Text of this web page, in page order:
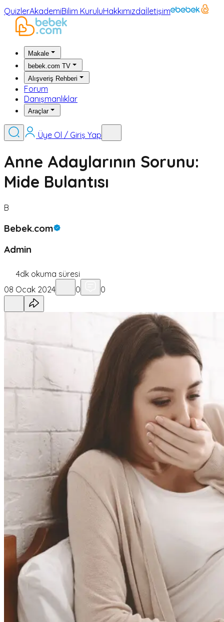
QuizlerAkademiBilim KuruluHakkımızdaİletişim
Makale
bebek.com TV
Alışveriş Rehberi
Forum
Danışmanlıklar
Araçlar
Üye Ol / Giriş Yap
Anne Adaylarının Sorunu:
Mide Bulantısı
B
Bebek.com
Admin
4dk okuma süresi
08 Ocak 2024
0 0